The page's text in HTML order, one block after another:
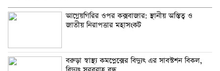
আগ্নেয়গিরির ওপর কক্সবাজার: স্থানীয় অস্তিত্ব ও
জাতীয় নিরাপত্তার মহাসংকট
বরুড়া স্বাস্থ্য কমপ্লেক্সের বিদ্যুৎ এর সাবস্টশন বিকল,